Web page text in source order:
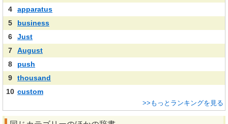
4
apparatus
5
business
6
Just
7
August
8
push
9
thousand
10 custom
>>もっとランキングを見る